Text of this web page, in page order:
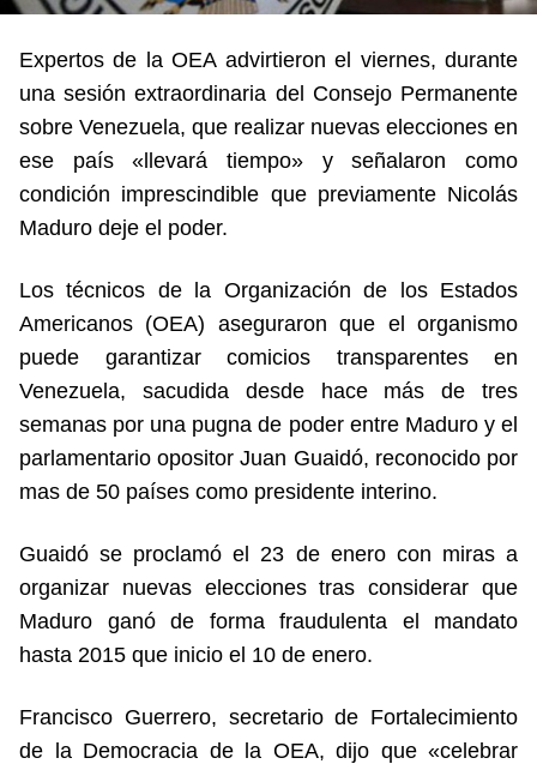
Expertos de la OEA advirtieron el viernes, durante
una sesión extraordinaria del Consejo Permanente
sobre Venezuela, que realizar nuevas elecciones en
ese país «llevará tiempo» y señalaron como
condición imprescindible que previamente Nicolás
Maduro deje el poder.
Los técnicos de la Organización de los Estados
Americanos (OEA) aseguraron que el organismo
puede garantizar comicios transparentes en
Venezuela, sacudida desde hace más de tres
semanas por una pugna de poder entre Maduro y el
parlamentario opositor Juan Guaidó, reconocido por
mas de 50 países como presidente interino.
Guaidó se proclamó el 23 de enero con miras a
organizar nuevas elecciones tras considerar que
Maduro ganó de forma fraudulenta el mandato
hasta 2015 que inicio el 10 de enero.
Francisco Guerrero, secretario de Fortalecimiento
de la Democracia de la OEA, dijo que «celebrar